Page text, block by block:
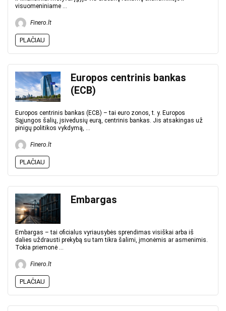
visuomeniniame ...
Finero.lt
PLAČIAU
Europos centrinis bankas
(ECB)
Europos centrinis bankas (ECB) – tai euro zonos, t. y. Europos
Sąjungos šalių, įsivedusių eurą, centrinis bankas. Jis atsakingas už
pinigų politikos vykdymą, ...
Finero.lt
PLAČIAU
Embargas
Embargas – tai oficialus vyriausybės sprendimas visiškai arba iš
dalies uždrausti prekybą su tam tikra šalimi, įmonėmis ar asmenimis.
Tokia priemonė ...
Finero.lt
PLAČIAU